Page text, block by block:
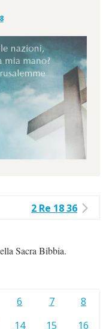
2 Re 18 36
Sacra Bibbia.
6 7
8
14 15
16